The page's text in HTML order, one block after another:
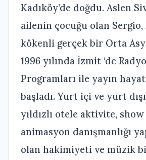
Kadıköy’de doğdu. Aslen
ailenin çocuğu olan Sergio,
kökenli gerçek bir Orta
1996 yılında İzmit ‘de
Programları ile yayın
başladı. Yurt içi ve yurt
yıldızlı otele aktivite, show
animasyon danışmanlığı
olan hakimiyeti ve müzik